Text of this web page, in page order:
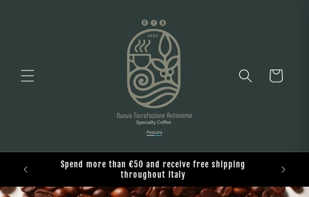
Cart
Spend more than €50 and receive free shipping
throughout Italy